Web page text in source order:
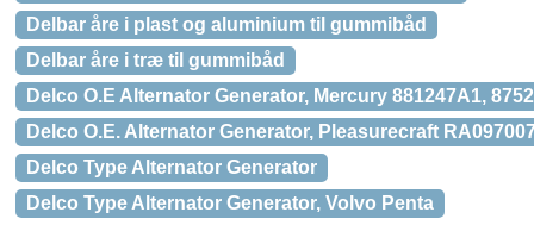
Delbar åre i plast og aluminium til gummibåd
Delbar åre i træ til gummibåd
Delco O.E Alternator Generator, Mercury 881247A1,
Delco O.E. Alternator Generator, Pleasurecraft
Delco Type Alternator Generator
Delco Type Alternator Generator, Volvo Penta